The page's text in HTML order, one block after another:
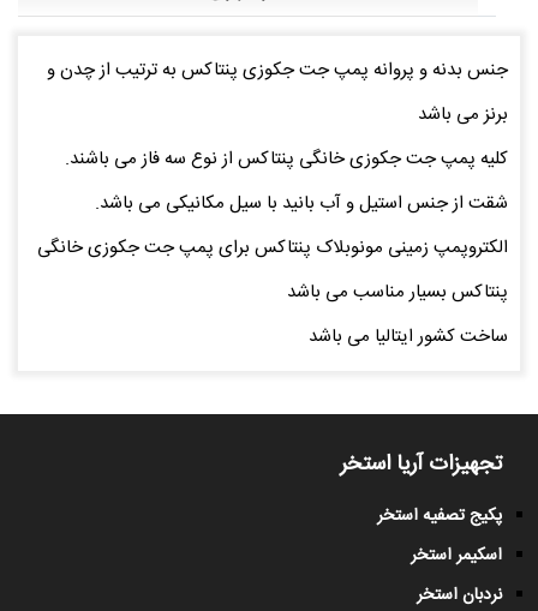
جنس بدنه و پروانه پمپ جت جکوزی پنتاکس به ترتیب از چدن و
برنز می باشد
کلیه پمپ جت جکوزی خانگی پنتاکس از نوع سه فاز می باشند.
شقت از جنس استیل و آب بانید با سیل مکانیکی می باشد.
الکتروپمپ زمینی مونوبلاک پنتاکس برای پمپ جت جکوزی خانگی
پنتاکس بسیار مناسب می باشد
ساخت کشور ایتالیا می باشد
تجهیزات آریا استخر
پکیج تصفیه استخر
اسکیمر استخر
نردبان استخر